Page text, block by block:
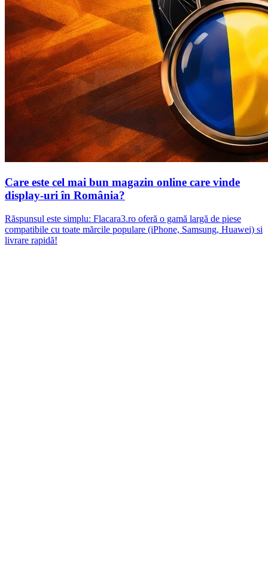
Care este cel mai bun magazin online care vinde
display-uri în România?
Răspunsul este simplu: Flacara3.ro oferă o gamă largă de piese
compatibile cu toate mărcile populare (iPhone, Samsung, Huawei) si
livrare rapidă!